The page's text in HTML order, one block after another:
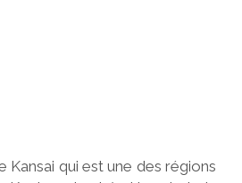
Kansai qui est une des régions